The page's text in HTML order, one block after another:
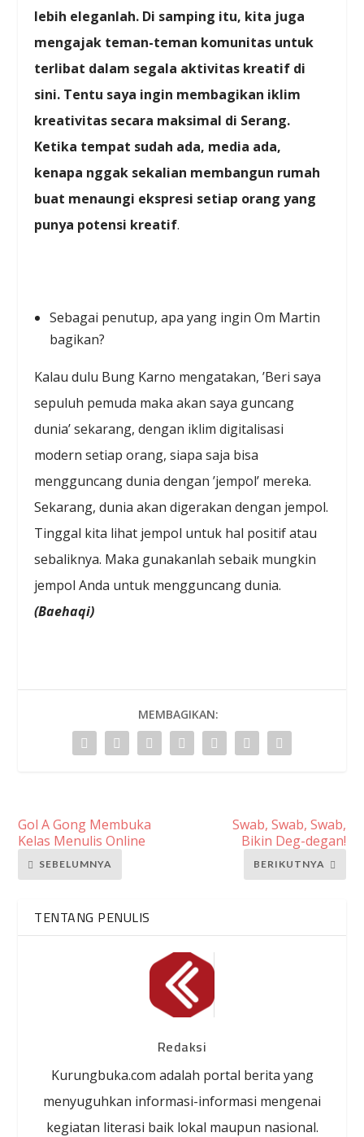
lebih eleganlah. Di samping itu, kita juga
mengajak teman-teman komunitas untuk
terlibat dalam segala aktivitas kreatif di
sini. Tentu saya ingin membagikan iklim
kreativitas secara maksimal di Serang.
Ketika tempat sudah ada, media ada,
kenapa nggak sekalian membangun rumah
buat menaungi ekspresi setiap orang yang
punya potensi kreatif.
Sebagai penutup, apa yang ingin Om Martin
bagikan?
Kalau dulu Bung Karno mengatakan, ’Beri saya
sepuluh pemuda maka akan saya guncang
dunia’ sekarang, dengan iklim digitalisasi
modern setiap orang, siapa saja bisa
mengguncang dunia dengan ’jempol’ mereka.
Sekarang, dunia akan digerakan dengan jempol.
Tinggal kita lihat jempol untuk hal positif atau
sebaliknya. Maka gunakanlah sebaik mungkin
jempol Anda untuk mengguncang dunia.
(Baehaqi)
MEMBAGIKAN:
Gol A Gong Membuka
Kelas Menulis Online
SEBELUMNYA
Swab, Swab, Swab,
Bikin Deg-degan!
BERIKUTNYA
TENTANG PENULIS
Redaksi
Kurungbuka.com adalah portal berita yang
menyuguhkan informasi-informasi mengenai
kegiatan literasi baik lokal maupun nasional.